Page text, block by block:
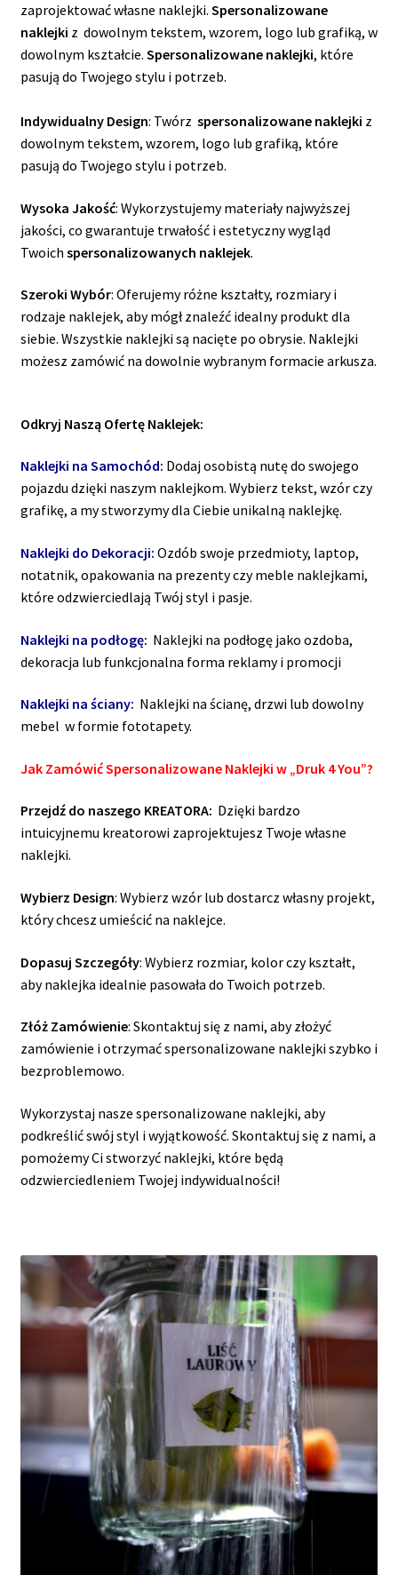
zaprojektować własne naklejki. Spersonalizowane
naklejki z dowolnym tekstem, wzorem, logo lub grafiką, w
dowolnym kształcie. Spersonalizowane naklejki, które
pasują do Twojego stylu i potrzeb.
Indywidualny Design: Twórz spersonalizowane naklejki z
dowolnym tekstem, wzorem, logo lub grafiką, które
pasują do Twojego stylu i potrzeb.
Wysoka Jakość: Wykorzystujemy materiały najwyższej
jakości, co gwarantuje trwałość i estetyczny wygląd
Twoich spersonalizowanych naklejek.
Szeroki Wybór: Oferujemy różne kształty, rozmiary i
rodzaje naklejek, aby mógł znaleźć idealny produkt dla
siebie. Wszystkie naklejki są nacięte po obrysie. Naklejki
możesz zamówić na dowolnie wybranym formacie arkusza.
Odkryj Naszą Ofertę Naklejek:
Naklejki na Samochód: Dodaj osobistą nutę do swojego
pojazdu dzięki naszym naklejkom. Wybierz tekst, wzór czy
grafikę, a my stworzymy dla Ciebie unikalną naklejkę.
Naklejki do Dekoracji: Ozdób swoje przedmioty, laptop,
notatnik, opakowania na prezenty czy meble naklejkami,
które odzwierciedlają Twój styl i pasje.
Naklejki na podłogę: Naklejki na podłogę jako ozdoba,
dekoracja lub funkcjonalna forma reklamy i promocji
Naklejki na ściany: Naklejki na ścianę, drzwi lub dowolny
mebel w formie fototapety.
Jak Zamówić Spersonalizowane Naklejki w „Druk 4 You”?
Przejdź do naszego KREATORA: Dzięki bardzo
intuicyjnemu kreatorowi zaprojektujesz Twoje własne
naklejki.
Wybierz Design: Wybierz wzór lub dostarcz własny projekt,
który chcesz umieścić na naklejce.
Dopasuj Szczegóły: Wybierz rozmiar, kolor czy kształt,
aby naklejka idealnie pasowała do Twoich potrzeb.
Złóż Zamówienie: Skontaktuj się z nami, aby złożyć
zamówienie i otrzymać spersonalizowane naklejki szybko i
bezproblemowo.
Wykorzystaj nasze spersonalizowane naklejki, aby
podkreślić swój styl i wyjątkowość. Skontaktuj się z nami, a
pomożemy Ci stworzyć naklejki, które będą
odzwierciedleniem Twojej indywidualności!